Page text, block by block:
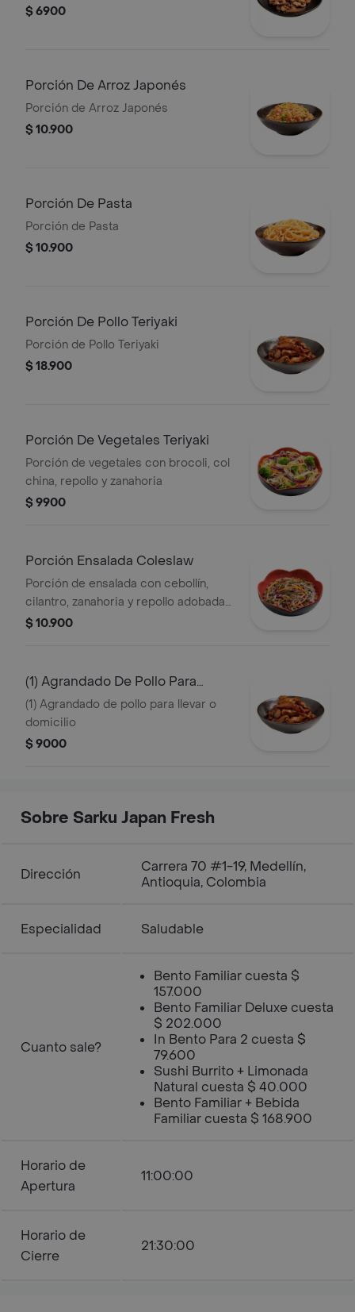
$ 6900
Porción De Arroz Japonés
Porción de Arroz Japonés
$ 10.900
Porción De Pasta
Porción de Pasta
$ 10.900
Porción De Pollo Teriyaki
Porción de Pollo Teriyaki
$ 18.900
Porción De Vegetales Teriyaki
Porción de vegetales con brocoli, col
china, repollo y zanahoria
$ 9900
Porción Ensalada Coleslaw
Porción de ensalada con cebollín,
cilantro, zanahoria y repollo adobada
con salsa de la casa
$ 10.900
(1) Agrandado De Pollo Para
Llevar O Dom
(1) Agrandado de pollo para llevar o
domicilio
$ 9000
Sobre Sarku Japan Fresh
Dirección
Carrera 70 #1-19, Medellín,
Antioquia, Colombia
Especialidad Saludable
Cuanto sale?
Bento Familiar cuesta $
157.000
Bento Familiar Deluxe cuesta
$ 202.000
In Bento Para 2 cuesta $
79.600
Sushi Burrito + Limonada
Natural cuesta $ 40.000
Bento Familiar + Bebida
Familiar cuesta $ 168.900
Horario de
Apertura
11:00:00
Horario de
Cierre
21:30:00